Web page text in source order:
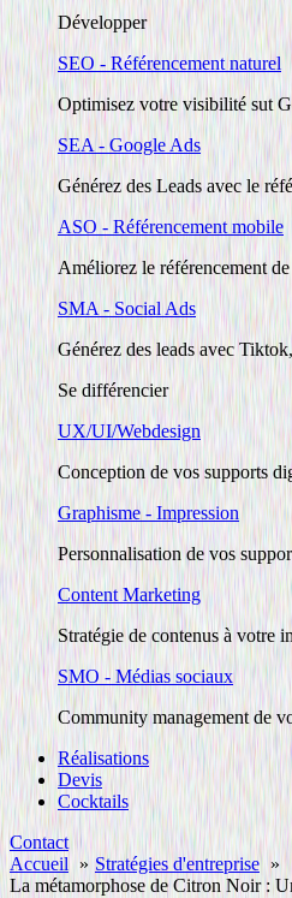
Développer
SEO - Référencement naturel
Optimisez votre visibilité sut
SEA - Google Ads
Générez des Leads avec le
ASO - Référencement mobile
Améliorez le référencement
SMA - Social Ads
Générez des leads avec
Se différencier
UX/UI/Webdesign
Conception de vos supports
Graphisme - Impression
Personnalisation de vos
Content Marketing
Stratégie de contenus à votre
SMO - Médias sociaux
Community management de
Réalisations
Devis
Cocktails
Contact
Accueil
Stratégies d'entreprise
La métamorphose de Citron Noir :